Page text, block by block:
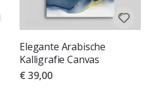
Elegante Arabische
Kalligrafie Canvas
€ 39,00